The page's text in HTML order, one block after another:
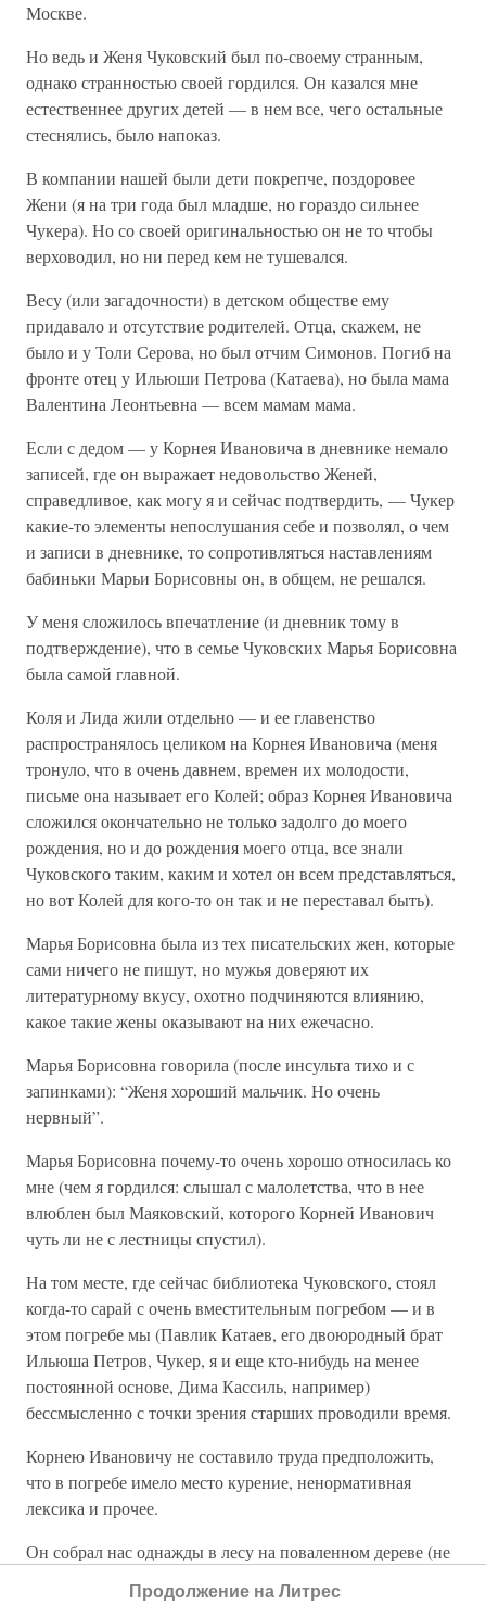
Москве.
Но ведь и Женя Чуковский был по-своему странным,
однако странностью своей гордился. Он казался мне
естественнее других детей — в нем все, чего остальные
стеснялись, было напоказ.
В компании нашей были дети покрепче, поздоровее
Жени (я на три года был младше, но гораздо сильнее
Чукера). Но со своей оригинальностью он не то чтобы
верховодил, но ни перед кем не тушевался.
Весу (или загадочности) в детском обществе ему
придавало и отсутствие родителей. Отца, скажем, не
было и у Толи Серова, но был отчим Симонов. Погиб на
фронте отец у Ильюши Петрова (Катаева), но была мама
Валентина Леонтьевна — всем мамам мама.
Если с дедом — у Корнея Ивановича в дневнике немало
записей, где он выражает недовольство Женей,
справедливое, как могу я и сейчас подтвердить, — Чукер
какие-то элементы непослушания себе и позволял, о чем
и записи в дневнике, то сопротивляться наставлениям
бабиньки Марьи Борисовны он, в общем, не решался.
У меня сложилось впечатление (и дневник тому в
подтверждение), что в семье Чуковских Марья Борисовна
была самой главной.
Коля и Лида жили отдельно — и ее главенство
распространялось целиком на Корнея Ивановича (меня
тронуло, что в очень давнем, времен их молодости,
письме она называет его Колей; образ Корнея Ивановича
сложился окончательно не только задолго до моего
рождения, но и до рождения моего отца, все знали
Чуковского таким, каким и хотел он всем представляться,
но вот Колей для кого-то он так и не переставал быть).
Марья Борисовна была из тех писательских жен, которые
сами ничего не пишут, но мужья доверяют их
литературному вкусу, охотно подчиняются влиянию,
какое такие жены оказывают на них ежечасно.
Марья Борисовна говорила (после инсульта тихо и с
запинками): “Женя хороший мальчик. Но очень
нервный”.
Марья Борисовна почему-то очень хорошо относилась ко
мне (чем я гордился: слышал с малолетства, что в нее
влюблен был Маяковский, которого Корней Иванович
чуть ли не с лестницы спустил).
На том месте, где сейчас библиотека Чуковского, стоял
когда-то сарай с очень вместительным погребом — и в
этом погребе мы (Павлик Катаев, его двоюродный брат
Ильюша Петров, Чукер, я и еще кто-нибудь на менее
постоянной основе, Дима Кассиль, например)
бессмысленно с точки зрения старших проводили время.
Корнею Ивановичу не составило труда предположить,
что в погребе имело место курение, ненормативная
лексика и прочее.
Он собрал нас однажды в лесу на поваленном дереве (не
хороший писатель Аркадий Гайдар (знакомый Корнея
Продолжение на Литрес